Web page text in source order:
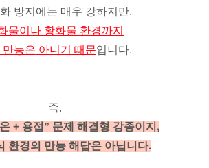
방지에는 매우 강하지만,
물이나 황화물 환경까지
만능은 아니기 때문입니다.
즉,
+ 용접” 문제 해결형 강종이지,
환경의 만능 해답은 아닙니다.